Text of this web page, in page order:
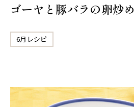
ゴーヤと豚バラの卵炒め
6月レシピ